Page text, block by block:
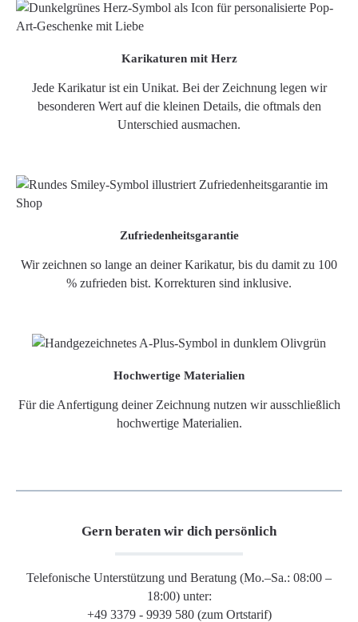
Karikaturen mit Herz
Jede Karikatur ist ein Unikat. Bei der Zeichnung legen wir
besonderen Wert auf die kleinen Details, die oftmals den
Unterschied ausmachen.
Zufriedenheitsgarantie
Wir zeichnen so lange an deiner Karikatur, bis du damit zu 100
% zufrieden bist. Korrekturen sind inklusive.
Hochwertige Materialien
Für die Anfertigung deiner Zeichnung nutzen wir ausschließlich
hochwertige Materialien.
Gern beraten wir dich persönlich
Telefonische Unterstützung und Beratung (Mo.–Sa.: 08:00 –
18:00) unter:
+49 3379 - 9939 580 (zum Ortstarif)